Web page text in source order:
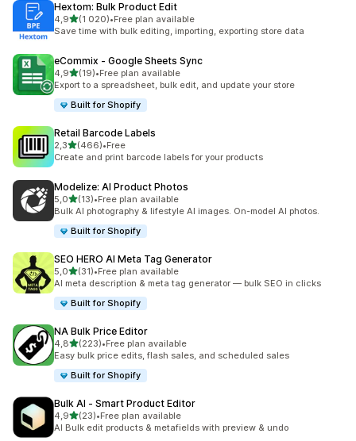
Hextom: Bulk Product Edit
4,9av 5 stjerner
(1 020)
Totalt 1020 omtaler
•Free plan available
Save time with bulk editing, importing, exporting store data
eCommix ‑ Google Sheets Sync
4,9av 5 stjerner
(19)
Totalt 19 omtaler
•Free plan available
Export to a spreadsheet, bulk edit, and update your store
Built for Shopify
Retail Barcode Labels
2,3av 5 stjerner
(466)
Totalt 466 omtaler
•Free
Create and print barcode labels for your products
Modelize: AI Product Photos
5,0av 5 stjerner
(13)
Totalt 13 omtaler
•Free plan available
Bulk AI photography & lifestyle AI images. On-model AI photos.
Built for Shopify
SEO HERO AI Meta Tag Generator
5,0av 5 stjerner
(31)
Totalt 31 omtaler
•Free plan available
AI meta description & meta tag generator — bulk SEO in clicks
Built for Shopify
NA Bulk Price Editor
4,8av 5 stjerner
(223)
Totalt 223 omtaler
•Free plan available
Easy bulk price edits, flash sales, and scheduled sales
Built for Shopify
Bulk AI ‑ Smart Product Editor
4,9av 5 stjerner
(23)
Totalt 23 omtaler
•Free plan available
AI Bulk edit products & metafields with preview & undo